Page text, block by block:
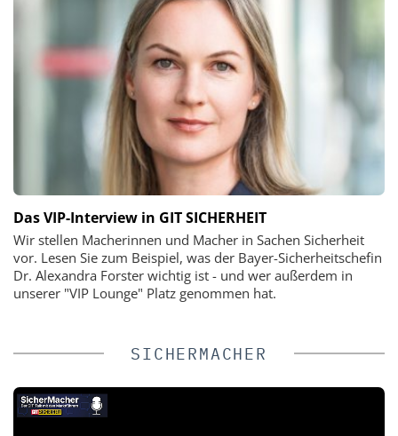
Das VIP-Interview in GIT SICHERHEIT
Wir stellen Macherinnen und Macher in Sachen Sicherheit
vor. Lesen Sie zum Beispiel, was der Bayer-Sicherheitschefin
Dr. Alexandra Forster wichtig ist - und wer außerdem in
unserer "VIP Lounge" Platz genommen hat.
SICHERMACHER